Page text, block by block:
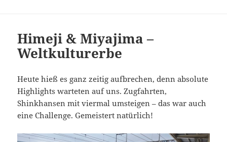
Himeji & Miyajima –
Weltkulturerbe
Heute hieß es ganz zeitig aufbrechen, denn absolute
Highlights warteten auf uns. Zugfahrten,
Shinkhansen mit viermal umsteigen – das war auch
eine Challenge. Gemeistert natürlich!